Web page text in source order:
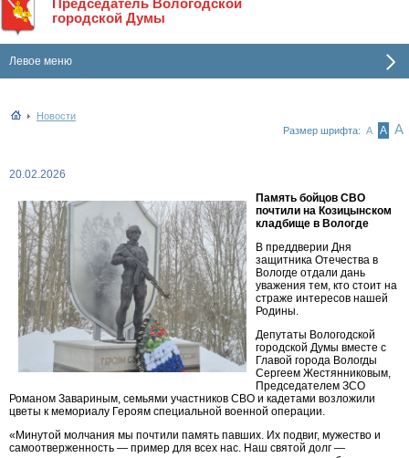
Председатель Вологодской
городской Думы
Левое меню
Новости
Размер шрифта: А А А
20.02.2026
Память бойцов СВО
почтили на Козицынском
кладбище в Вологде
В преддверии Дня
защитника Отечества в
Вологде отдали дань
уважения тем, кто стоит на
страже интересов нашей
Родины.
Депутаты Вологодской
городской Думы вместе с
Главой города Вологды
Сергеем Жестянниковым,
Председателем ЗСО
Романом Завариным, семьями участников СВО и кадетами возложили
цветы к мемориалу Героям специальной военной операции.
«Минутой молчания мы почтили память павших. Их подвиг, мужество и
самоотверженность — пример для всех нас. Наш святой долг —